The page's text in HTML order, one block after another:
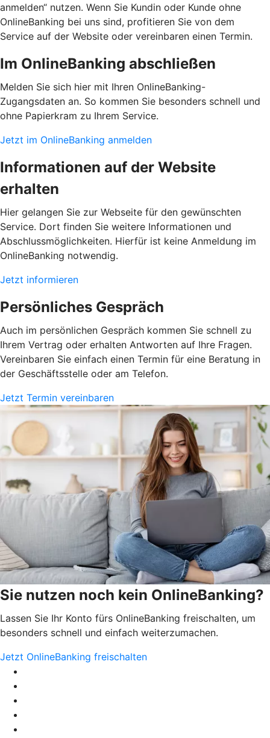
anmelden“ nutzen. Wenn Sie Kundin oder Kunde ohne
OnlineBanking bei uns sind, profitieren Sie von dem
Service auf der Website oder vereinbaren einen Termin.
Im OnlineBanking abschließen
Melden Sie sich hier mit Ihren OnlineBanking-
Zugangsdaten an. So kommen Sie besonders schnell und
ohne Papierkram zu Ihrem Service.
Jetzt im OnlineBanking anmelden
Informationen auf der Website
erhalten
Hier gelangen Sie zur Webseite für den gewünschten
Service. Dort finden Sie weitere Informationen und
Abschlussmöglichkeiten. Hierfür ist keine Anmeldung im
OnlineBanking notwendig.
Jetzt informieren
Persönliches Gespräch
Auch im persönlichen Gespräch kommen Sie schnell zu
Ihrem Vertrag oder erhalten Antworten auf Ihre Fragen.
Vereinbaren Sie einfach einen Termin für eine Beratung in
der Geschäftsstelle oder am Telefon.
Jetzt Termin vereinbaren
Sie nutzen noch kein OnlineBanking?
Lassen Sie Ihr Konto fürs OnlineBanking freischalten, um
besonders schnell und einfach weiterzumachen.
Jetzt OnlineBanking freischalten